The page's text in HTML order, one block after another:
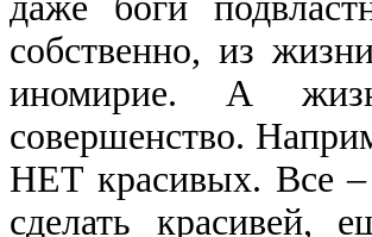
собственно, из
иномирие. А
совершенство.
НЕТ красивых. Все
сделать красивей,